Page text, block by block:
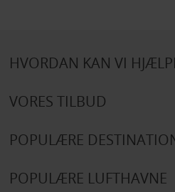
HVORDAN KAN VI
VORES TILBUD
POPULÆRE
POPULÆRE LUFTHAVNE